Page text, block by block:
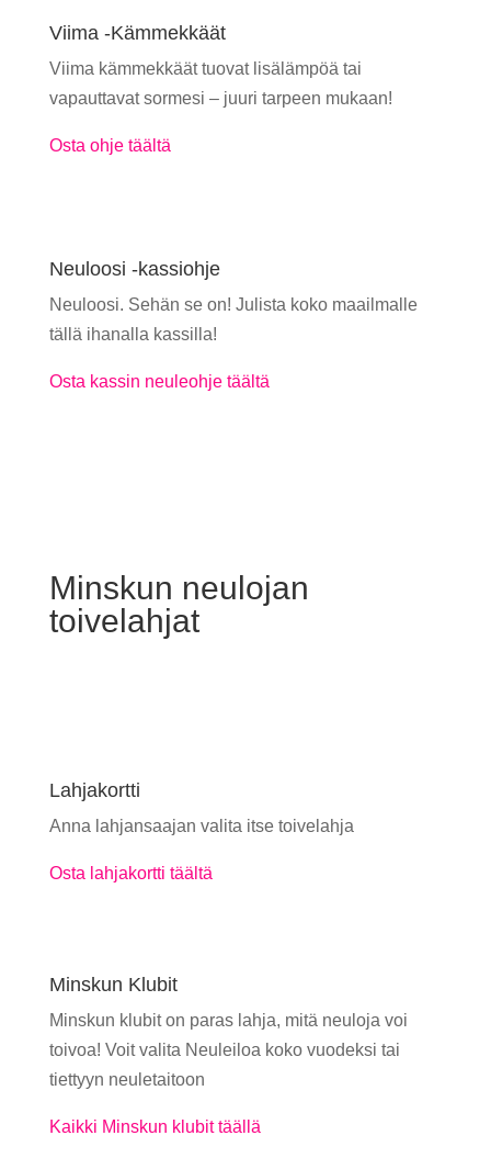
Viima -Kämmekkäät
Viima kämmekkäät tuovat lisälämpöä tai
vapauttavat sormesi – juuri tarpeen mukaan!
Osta ohje täältä
Neuloosi -kassiohje
Neuloosi. Sehän se on! Julista koko maailmalle
tällä ihanalla kassilla!
Osta kassin neuleohje täältä
Minskun neulojan
toivelahjat
Lahjakortti
Anna lahjansaajan valita itse toivelahja
Osta lahjakortti täältä
Minskun Klubit
Minskun klubit on paras lahja, mitä neuloja voi
toivoa! Voit valita Neuleiloa koko vuodeksi tai
tiettyyn neuletaitoon
Kaikki Minskun klubit täällä